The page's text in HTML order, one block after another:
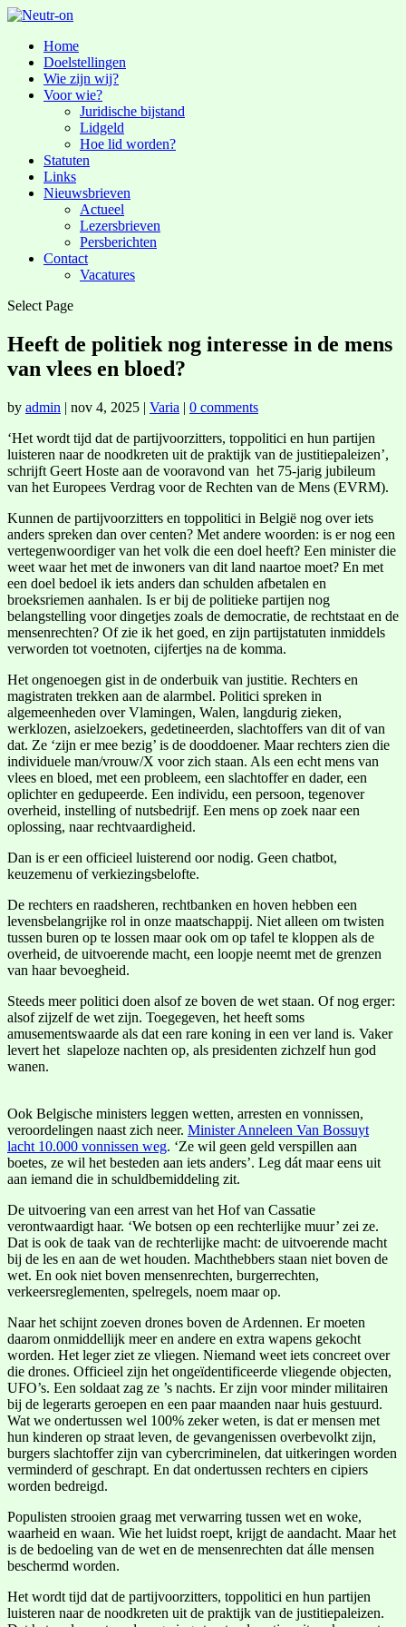
Home
Doelstellingen
Wie zijn wij?
Voor wie?
Juridische bijstand
Lidgeld
Hoe lid worden?
Statuten
Links
Nieuwsbrieven
Actueel
Lezersbrieven
Persberichten
Contact
Vacatures
Select Page
Heeft de politiek nog interesse in de mens
van vlees en bloed?
by admin | nov 4, 2025 | Varia | 0 comments
‘Het wordt tijd dat de partijvoorzitters, toppolitici en hun partijen
luisteren naar de noodkreten uit de praktijk van de justitiepaleizen’,
schrijft Geert Hoste aan de vooravond van het 75-jarig jubileum
van het Europees Verdrag voor de Rechten van de Mens (EVRM).
Kunnen de partijvoorzitters en toppolitici in België nog over iets
anders spreken dan over centen? Met andere woorden: is er nog een
vertegenwoordiger van het volk die een doel heeft? Een minister die
weet waar het met de inwoners van dit land naartoe moet? En met
een doel bedoel ik iets anders dan schulden afbetalen en
broeksriemen aanhalen. Is er bij de politieke partijen nog
belangstelling voor dingetjes zoals de democratie, de rechtstaat en de
mensenrechten? Of zie ik het goed, en zijn partijstatuten inmiddels
verworden tot voetnoten, cijfertjes na de komma.
Het ongenoegen gist in de onderbuik van justitie. Rechters en
magistraten trekken aan de alarmbel. Politici spreken in
algemeenheden over Vlamingen, Walen, langdurig zieken,
werklozen, asielzoekers, gedetineerden, slachtoffers van dit of van
dat. Ze ‘zijn er mee bezig’ is de dooddoener. Maar rechters zien die
individuele man/vrouw/X voor zich staan. Als een echt mens van
vlees en bloed, met een probleem, een slachtoffer en dader, een
oplichter en gedupeerde. Een individu, een persoon, tegenover
overheid, instelling of nutsbedrijf. Een mens op zoek naar een
oplossing, naar rechtvaardigheid.
Dan is er een officieel luisterend oor nodig. Geen chatbot,
keuzemenu of verkiezingsbelofte.
De rechters en raadsheren, rechtbanken en hoven hebben een
levensbelangrijke rol in onze maatschappij. Niet alleen om twisten
tussen buren op te lossen maar ook om op tafel te kloppen als de
overheid, de uitvoerende macht, een loopje neemt met de grenzen
van haar bevoegheid.
Steeds meer politici doen alsof ze boven de wet staan. Of nog erger:
alsof zijzelf de wet zijn. Toegegeven, het heeft soms
amusementswaarde als dat een rare koning in een ver land is. Vaker
levert het slapeloze nachten op, als presidenten zichzelf hun god
wanen.
Ook Belgische ministers leggen wetten, arresten en vonnissen,
veroordelingen naast zich neer. Minister Anneleen Van Bossuyt
lacht 10.000 vonnissen weg. ‘Ze wil geen geld verspillen aan
boetes, ze wil het besteden aan iets anders’. Leg dát maar eens uit
aan iemand die in schuldbemiddeling zit.
De uitvoering van een arrest van het Hof van Cassatie
verontwaardigt haar. ‘We botsen op een rechterlijke muur’ zei ze.
Dat is ook de taak van de rechterlijke macht: de uitvoerende macht
bij de les en aan de wet houden. Machthebbers staan niet boven de
wet. En ook niet boven mensenrechten, burgerrechten,
verkeersreglementen, spelregels, noem maar op.
Naar het schijnt zoeven drones boven de Ardennen. Er moeten
daarom onmiddellijk meer en andere en extra wapens gekocht
worden. Het leger ziet ze vliegen. Niemand weet iets concreet over
die drones. Officieel zijn het ongeïdentificeerde vliegende objecten,
UFO’s. Een soldaat zag ze ’s nachts. Er zijn voor minder militairen
bij de legerarts geroepen en een paar maanden naar huis gestuurd.
Wat we ondertussen wel 100% zeker weten, is dat er mensen met
hun kinderen op straat leven, de gevangenissen overbevolkt zijn,
burgers slachtoffer zijn van cybercriminelen, dat uitkeringen worden
verminderd of geschrapt. En dat ondertussen rechters en cipiers
worden bedreigd.
Populisten strooien graag met verwarring tussen wet en woke,
waarheid en waan. Wie het luidst roept, krijgt de aandacht. Maar het
is de bedoeling van de wet en de mensenrechten dat álle mensen
beschermd worden.
Het wordt tijd dat de partijvoorzitters, toppolitici en hun partijen
luisteren naar de noodkreten uit de praktijk van de justitiepaleizen.